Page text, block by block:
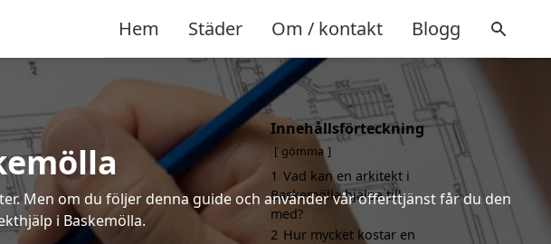
Hem Städer Om / kontakt Blogg
Men om du följer denna guide och använder vår offerttjänst får du den
i Baskemölla.
Innehållsförteckning
gömma
1 Vad kan en arkitekt i
Baskemölla hjälpa till
med?
2 Hur mycket kostar en